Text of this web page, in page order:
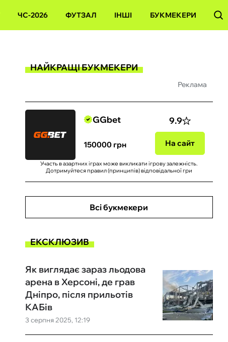
ЧС-2026 ФУТЗАЛ ІНШІ БУКМЕКЕРИ
НАЙКРАЩІ БУКМЕКЕРИ
Реклама
GGbet
150000 грн
9.9
На сайт
Участь в азартних іграх може викликати ігрову залежність.
Дотримуйтеся правил (принципів) відповідальної гри
Всі букмекери
ЕКСКЛЮЗИВ
3 серпня 2025, 12:19
Як виглядає зараз льодова
арена в Херсоні, де грав
Дніпро, після прильотів
КАБів